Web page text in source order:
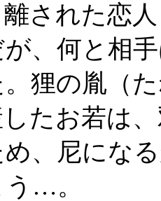
された恋
が、何と相
狸の胤（
たお若は
、尼にな
…。